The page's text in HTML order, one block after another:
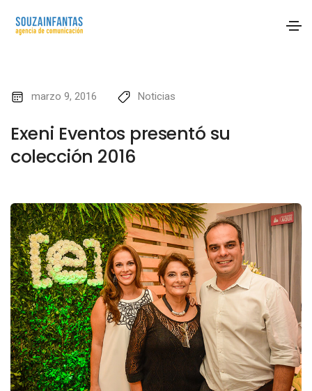
marzo 9, 2016 Noticias
Exeni Eventos presentó su
colección 2016